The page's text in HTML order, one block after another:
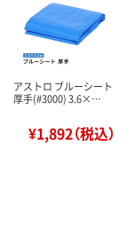
アストロ ブルーシート
厚手(#3000) 3.6×…
¥1,892（税込）